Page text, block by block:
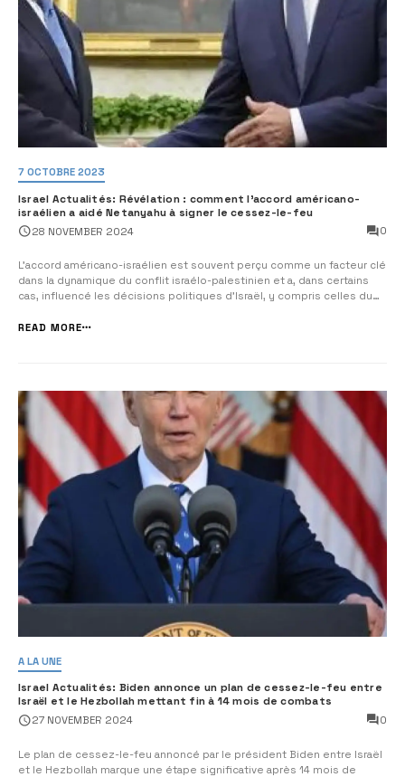
7 OCTOBRE 2023
Israel Actualités: Révélation : comment l’accord américano-
israélien a aidé Netanyahu à signer le cessez-le-feu
28 NOVEMBER 2024 0
L’accord américano-israélien est souvent perçu comme un facteur clé
dans la dynamique du conflit israélo-palestinien et a, dans certains
cas, influencé les décisions politiques d’Israël, y compris celles du
peuvent expliquer comment cet accord pourrait avoir joué un rôl...
READ MORE
A LA UNE
Israel Actualités: Biden annonce un plan de cessez-le-feu entre
Israël et le Hezbollah mettant fin à 14 mois de combats
27 NOVEMBER 2024 0
Le plan de cessez-le-feu annoncé par le président Biden entre Israël
et le Hezbollah marque une étape significative après 14 mois de